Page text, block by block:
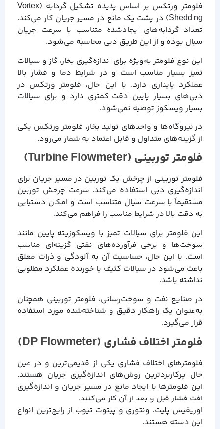
فلومتر ورتکس بر اساس پدیده تشکیل گردابه (Vortex
Shedding) در پشت یک مانع در مسیر جریان کار می‌کند.
تعداد گردابه‌های ایجادشده متناسب با سرعت جریان
سیال بوده و از این طریق دبی محاسبه می‌شود.
این نوع فلومتر به‌ویژه برای اندازه‌گیری بخار، گاز و سیالات
تمیز بسیار مناسب است و در شرایط دما و فشار بالا
عملکرد پایداری دارد. با این حال، فلومتر ورتکس در
دبی‌های بسیار پایین دقت کمتری دارد و برای سیالات
بسیار ویسکوز توصیه نمی‌شود.
در نیروگاه‌ها و واحدهای تولید بخار، فلومتر ورتکس یکی
از گزینه‌های متداول و قابل اعتماد به شمار می‌رود.
فلومتر توربینی (Turbine Flowmeter)
فلومتر توربینی از چرخش یک توربین در مسیر جریان برای
اندازه‌گیری دبی استفاده می‌کند. سرعت چرخش توربین
مستقیماً با سرعت سیال متناسب است و امکان دستیابی
به دقت بالا در شرایط مناسب را فراهم می‌کند.
این فلومتر برای سیالات تمیز با ویسکوزیته پایین مانند
سوخت‌ها و برخی فرآورده‌های نفتی گزینه‌ای مناسب
است. با این حال، حساسیت آن به آلودگی و ذرات معلق
باعث می‌شود در سیالات کثیف یا خورنده عملکرد مطلوبی
نداشته باشد.
در صنایع نفت و سوخت‌رسانی، فلومتر توربینی همچنان
به‌عنوان یک راهکار دقیق و شناخته‌شده مورد استفاده
قرار می‌گیرد.
فلومتر اختلاف فشاری (DP Flowmeter)
فلومترهای اختلاف فشاری یکی از قدیمی‌ترین و در عین
حال پرکاربردترین روش‌های اندازه‌گیری جریان هستند.
این فلومترها با ایجاد مانع در مسیر جریان و اندازه‌گیری
افت فشار قبل و بعد از آن کار می‌کنند.
اوریفیس پلیت، ونتوری و پیتوت تیوب از رایج‌ترین انواع
این دسته هستند.